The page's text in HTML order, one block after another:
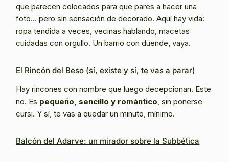
que parecen colocados para que pares a hacer una
foto… pero sin sensación de decorado. Aquí hay vida:
ropa tendida a veces, vecinas hablando, macetas
cuidadas con orgullo. Un barrio con duende, vaya.
El Rincón del Beso (sí, existe y sí, te vas a parar)
Hay rincones con nombre que luego decepcionan. Este
no. Es pequeño, sencillo y romántico, sin ponerse
cursi. Y sí, te vas a quedar un minuto, mínimo.
Balcón del Adarve: un mirador sobre la Subbética